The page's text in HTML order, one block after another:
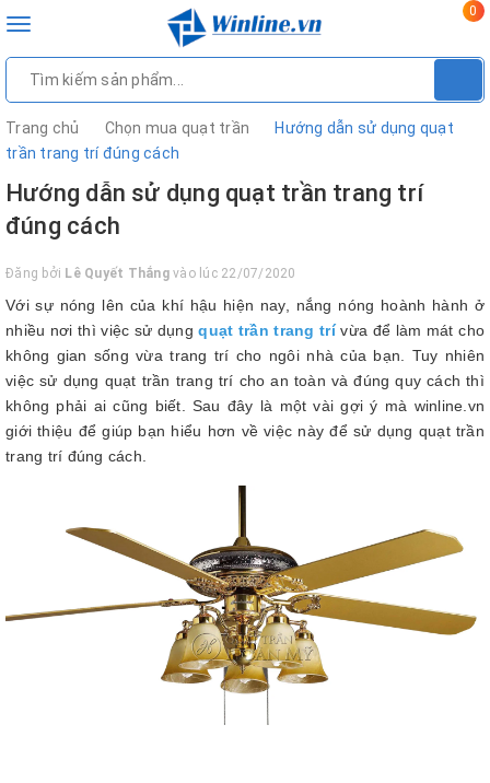
Toggle
0
Trang chủ Chọn mua quạt trần
Hướng dẫn sử dụng quạt
trần trang trí đúng cách
Hướng dẫn sử dụng quạt trần trang trí
đúng cách
Đăng bởi Lê Quyết Thắngvào lúc 22/07/2020
Với sự nóng lên của khí hậu hiện nay, nắng nóng hoành hành ở
nhiều nơi thì việc sử dụngquạt trần trang trívừa để làm mát cho
không gian sống vừa trang trí cho ngôi nhà của bạn. Tuy nhiên
việc sử dụng quạt trần trang trí cho an toàn và đúng quy cách thì
không phải ai cũng biết. Sau đây là một vài gợi ý mà winline.vn
giới thiệu để giúp bạn hiểu hơn về việc này để sử dụng quạt trần
trang trí đúng cách.